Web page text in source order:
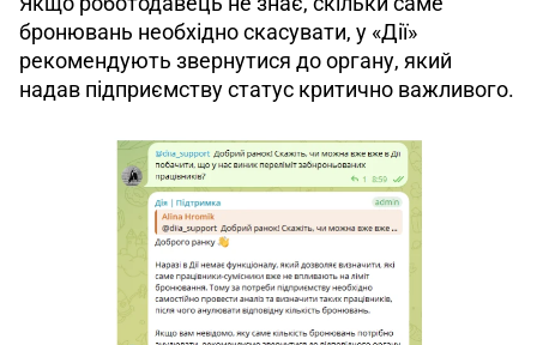
бронювань необхідно скасувати, у «Дії»
рекомендують звернутися до органу, який
надав підприємству статус критично важливого.